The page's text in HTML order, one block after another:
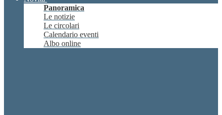
Panoramica
Le notizie
Le circolari
Calendario eventi
Albo online